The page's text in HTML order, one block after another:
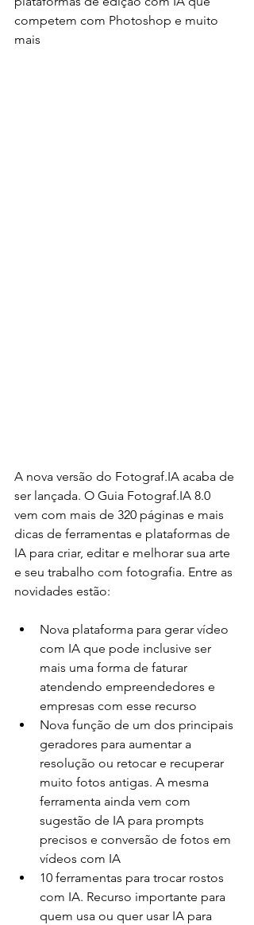
competem com Photoshop e muito
mais
A nova versão do Fotograf.IA acaba de
ser lançada. O Guia Fotograf.IA 8.0
vem com mais de 320 páginas e mais
dicas de ferramentas e plataformas de
IA para criar, editar e melhorar sua arte
e seu trabalho com fotografia. Entre as
novidades estão:
Nova plataforma para gerar vídeo
com IA que pode inclusive ser
mais uma forma de faturar
atendendo empreendedores e
empresas com esse recurso
Nova função de um dos principais
geradores para aumentar a
resolução ou retocar e recuperar
muito fotos antigas. A mesma
ferramenta ainda vem com
sugestão de IA para prompts
precisos e conversão de fotos em
vídeos com IA
10 ferramentas para trocar rostos
com IA. Recurso importante para
quem usa ou quer usar IA para